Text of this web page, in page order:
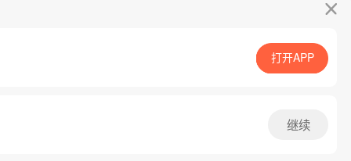
打开APP
继续